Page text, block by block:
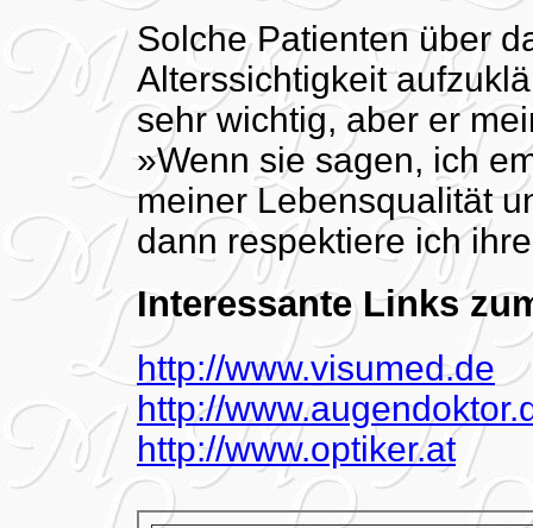
Solche Patienten über
Alterssichtigkeit
sehr wichtig, aber er
»Wenn sie sagen, ich
meiner Lebensqualität
dann respektiere ich
Interessante Links
http://www.visumed.de
http://
http://www.optiker.at